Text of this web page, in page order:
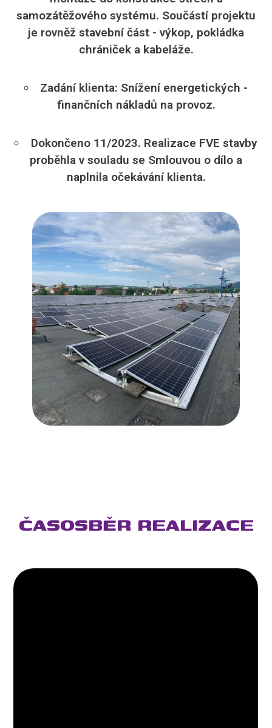
samozátěžového systému. Součástí projektu
je rovněž stavební část - výkop, pokládka
chrániček a kabeláže.
Zadání klienta: Snížení energetických -
finančních nákladů na provoz.
Dokončeno 11/2023. Realizace FVE stavby
proběhla v souladu se Smlouvou o dílo a
naplnila očekávání klienta.
ČASOSBĚR REALIZACE